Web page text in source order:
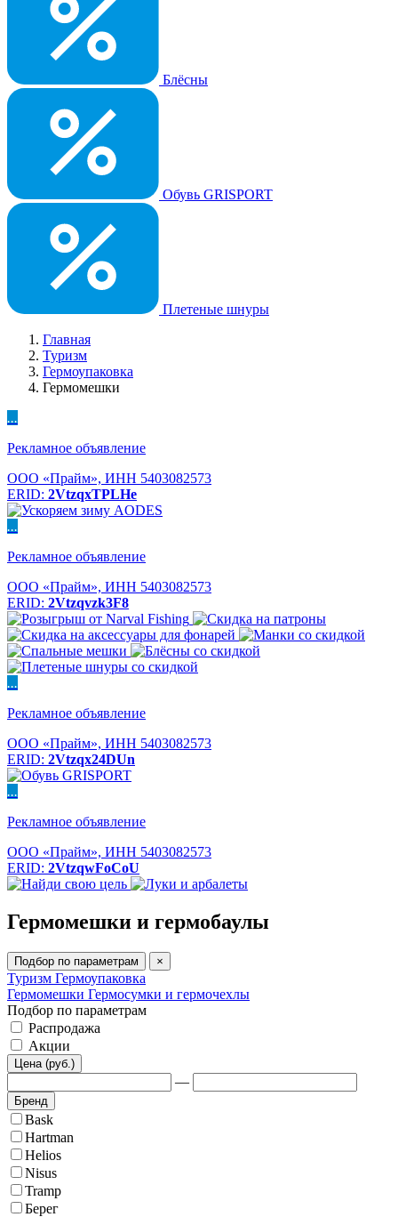
Блёсны
Обувь GRISPORT
Плетеные шнуры
Главная
Туризм
Гермоупаковка
Гермомешки
...
Рекламное объявление
ООО «Прайм», ИНН 5403082573
ERID: 2VtzqxTPLHe
...
Рекламное объявление
ООО «Прайм», ИНН 5403082573
ERID: 2Vtzqvzk3F8
...
Рекламное объявление
ООО «Прайм», ИНН 5403082573
ERID: 2Vtzqx24DUn
...
Рекламное объявление
ООО «Прайм», ИНН 5403082573
ERID: 2VtzqwFoCoU
Гермомешки и гермобаулы
Подбор по параметрам ×
Туризм Гермоупаковка
Гермомешки Гермосумки и гермочехлы
Подбор по параметрам
Распродажа
Акции
Цена (руб.)
—
Бренд
Bask
Hartman
Helios
Nisus
Tramp
Берег